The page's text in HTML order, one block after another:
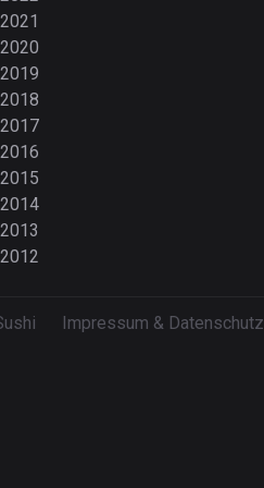
2021
2020
2019
2018
2017
2016
2015
2014
2013
2012
Impressum & Datenschutz